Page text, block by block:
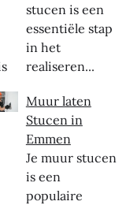
stucen is een
essentiële stap
in het
realiseren...
Muur laten
Stucen in
Emmen
Je muur stucen
is een
populaire